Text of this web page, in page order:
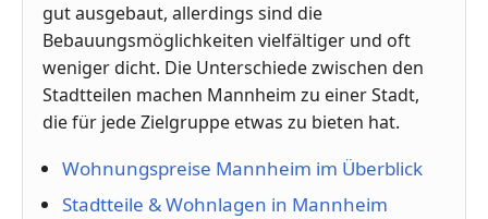
gut ausgebaut, allerdings sind die
Bebauungsmöglichkeiten vielfältiger und oft
weniger dicht. Die Unterschiede zwischen den
Stadtteilen machen Mannheim zu einer Stadt,
die für jede Zielgruppe etwas zu bieten hat.
Wohnungspreise Mannheim im Überblick
Stadtteile & Wohnlagen in Mannheim